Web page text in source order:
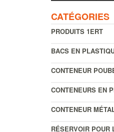
CATÉGORIES
PRODUITS 1ERT
BACS EN
CONTENEUR
CONTENEURS EN
CONTENEUR
RÉSERVOIR POUR